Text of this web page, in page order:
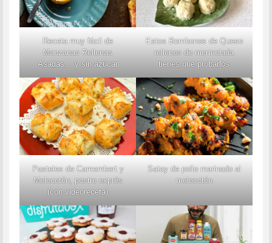
Receta muy fácil de
Manzanas Rellenas
Asadas… y sin azúcar
Estos Bombones de Queso
rellenos de mermelada
tienes que probarlos
Pasteles de Camembert y
Melocotón, postre exprés
(con videoreceta)
Satay de pollo marinado al
melocotón